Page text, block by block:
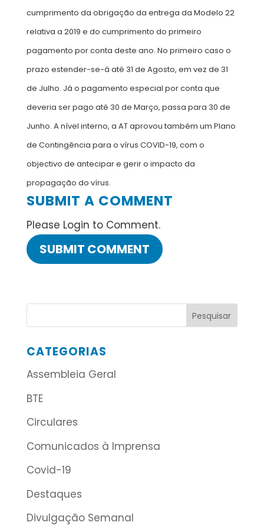
cumprimento da obrigação da entrega da Modelo 22
relativa a 2019 e do cumprimento do primeiro
pagamento por conta deste ano. No primeiro caso o
prazo estender-se-á até 31 de Agosto, em vez de 31
de Julho. Já o pagamento especial por conta que
deveria ser pago até 30 de Março, passa para 30 de
Junho. A nível interno, a AT aprovou também um Plano
de Contingência para o vírus COVID-19, com o
objectivo de antecipar e gerir o impacto da
propagação do vírus.
SUBMIT A COMMENT
Please Login to Comment.
CATEGORIAS
Assembleia Geral
BTE
Circulares
Comunicados à Imprensa
Covid-19
Destaques
Divulgação Semanal